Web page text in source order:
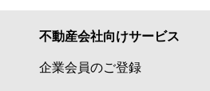
不動産会社向けサービス
企業会員のご登録